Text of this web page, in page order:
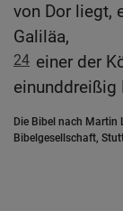
von Dor liegt,
Galiläa,
24 einer der
einunddreißig
Die Bibel nach Martin
Bibelgesellschaft,